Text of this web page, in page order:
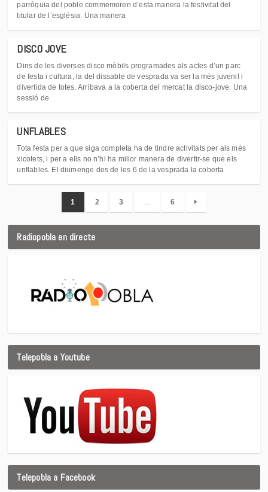
parròquia del poble commemoren d’esta manera la festivitat del
titular de l’església. Una manera
DISCO JOVE
Dins de les diverses disco mòbils programades als actes d’un parc
de festa i cultura, la del dissabte de vesprada va ser la més juvenil i
divertida de totes. Arribava a la coberta del mercat la disco-jove. Una
sessió de
UNFLABLES
Tota festa per a que siga completa ha de tindre activitats per als més
xicotets, i per a ells no n’hi ha millor manera de divertir-se que els
unflables. El diumenge des de les 6 de la vesprada la coberta
1 2 3 … 6
Radiopobla en directe
Telepobla a Youtube
Telepobla a Facebook